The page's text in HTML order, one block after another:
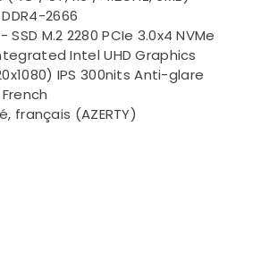
2666
M.2 2280 PCIe 3.0x4 NVMe
Intel UHD Graphics
IPS 300nits Anti-glare
français (AZERTY)